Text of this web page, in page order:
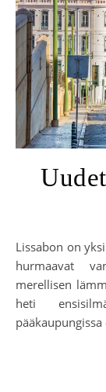
Lissabon on yksi lempikaupungeistani. Sen rento meininki,
hurmaavat
merellisen
heti